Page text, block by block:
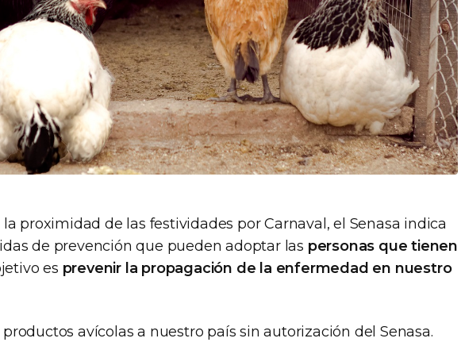
proximidad de las festividades por Carnaval, el Senasa indica
de prevención que pueden adoptar las personas que tienen
es prevenir la propagación de la enfermedad en nuestro
avícolas a nuestro país sin autorización del Senasa.